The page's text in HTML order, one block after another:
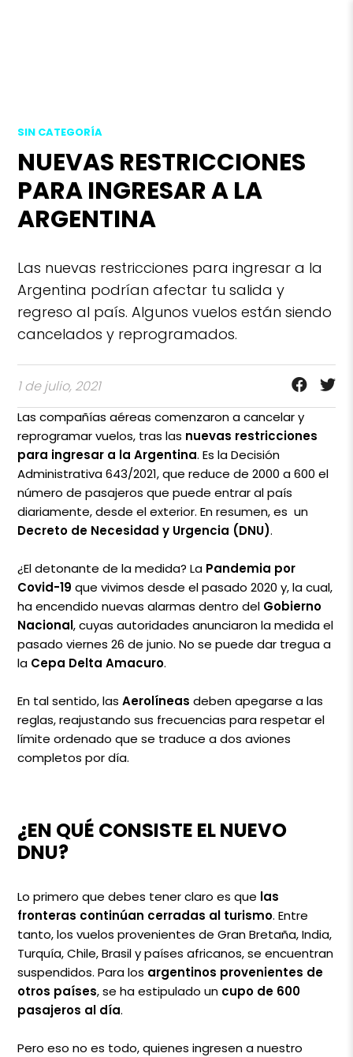
SIN CATEGORÍA
NUEVAS RESTRICCIONES
PARA INGRESAR A LA
ARGENTINA
Las nuevas restricciones para ingresar a la
Argentina podrían afectar tu salida y
regreso al país. Algunos vuelos están siendo
cancelados y reprogramados.
1 de julio, 2021
Las compañías aéreas comenzaron a cancelar y
reprogramar vuelos, tras las nuevas restricciones
para ingresar a la Argentina. Es la Decisión
Administrativa 643/2021, que reduce de 2000 a 600 el
número de pasajeros que puede entrar al país
diariamente, desde el exterior. En resumen, es un
Decreto de Necesidad y Urgencia (DNU).
¿El detonante de la medida? La Pandemia por
Covid-19 que vivimos desde el pasado 2020 y, la cual,
ha encendido nuevas alarmas dentro del Gobierno
Nacional, cuyas autoridades anunciaron la medida el
pasado viernes 26 de junio. No se puede dar tregua a
la Cepa Delta Amacuro.
En tal sentido, lasAerolíneas deben apegarse a las
reglas, reajustando sus frecuencias para respetar el
límite ordenado que se traduce a dos aviones
completos por día.
¿EN QUÉ CONSISTE EL NUEVO
DNU?
Lo primero que debes tener claro es que las
fronteras continúan cerradas al turismo. Entre
tanto, los vuelos provenientes de Gran Bretaña, India,
Turquía, Chile, Brasil y países africanos, se encuentran
suspendidos. Para los argentinos provenientes de
otros países, se ha estipulado un cupo de 600
pasajeros al día.
Pero eso no es todo, quienes ingresen a nuestro